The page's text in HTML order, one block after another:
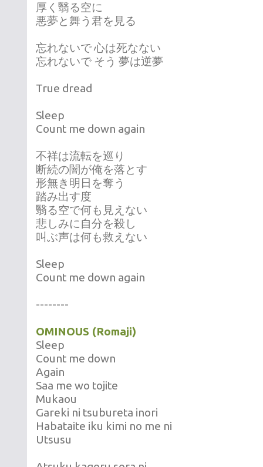
厚く翳る空に
悪夢と舞う君を見る
忘れないで 心は死なない
忘れないで そう 夢は逆夢
True dread
Sleep
Count me down again
不祥は流転を巡り
断続の闇が俺を落とす
形無き明日を奪う
踏み出す度
翳る空で何も見えない
悲しみに自分を殺し
叫ぶ声は何も救えない
Sleep
Count me down again
--------
OMINOUS (Romaji)
Sleep
Count me down
Again
Saa me wo tojite
Mukaou
Gareki ni tsubureta inori
Habataite iku kimi no me ni
Utsusu